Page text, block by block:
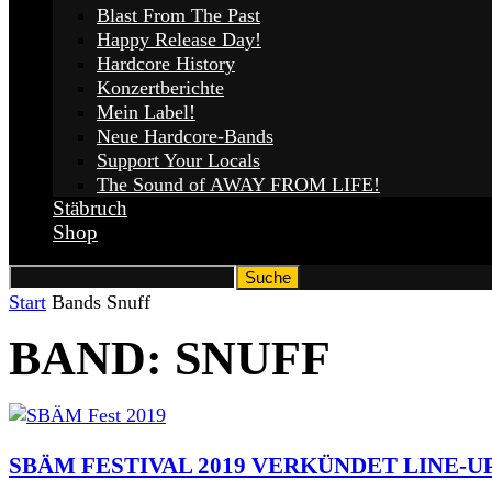
Blast From The Past
Happy Release Day!
Hardcore History
Konzertberichte
Mein Label!
Neue Hardcore-Bands
Support Your Locals
The Sound of AWAY FROM LIFE!
Stäbruch
Shop
Start Bands Snuff
BAND: SNUFF
SBÄM FESTIVAL 2019 VERKÜNDET LINE-